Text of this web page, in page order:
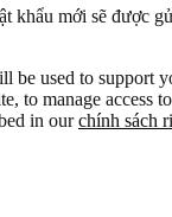
khẩu mới sẽ được
be used to support
to manage access
in ourchính sách